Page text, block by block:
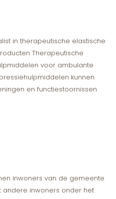
in therapeutische elastische
Therapeutische
voor ambulante
kunnen
en functiestoornissen
inwoners van de gemeente
andere inwoners onder het